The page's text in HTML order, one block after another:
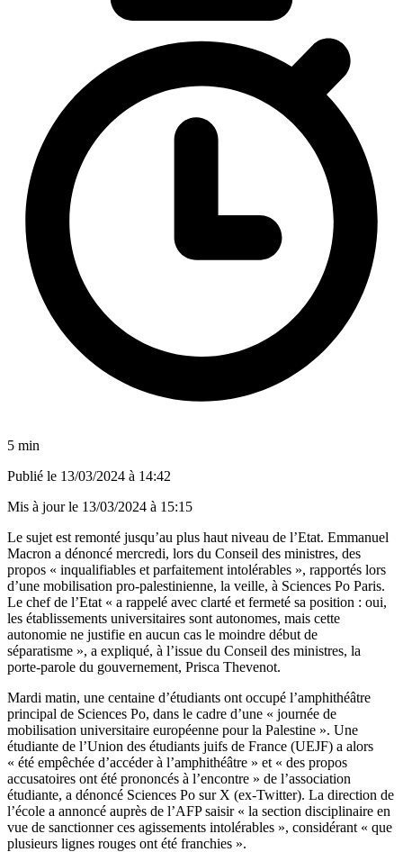
5 min
Publié le 13/03/2024 à 14:42
Mis à jour le 13/03/2024 à 15:15
Le sujet est remonté jusqu’au plus haut niveau de l’Etat. Emmanuel
Macron a dénoncé mercredi, lors du Conseil des ministres, des
propos « inqualifiables et parfaitement intolérables », rapportés lors
d’une mobilisation pro-palestinienne, la veille, à Sciences Po Paris.
Le chef de l’Etat « a rappelé avec clarté et fermeté sa position : oui,
les établissements universitaires sont autonomes, mais cette
autonomie ne justifie en aucun cas le moindre début de
séparatisme », a expliqué, à l’issue du Conseil des ministres, la
porte-parole du gouvernement, Prisca Thevenot.
Mardi matin, une centaine d’étudiants ont occupé l’amphithéâtre
principal de Sciences Po, dans le cadre d’une « journée de
mobilisation universitaire européenne pour la Palestine ». Une
étudiante de l’Union des étudiants juifs de France (UEJF) a alors
« été empêchée d’accéder à l’amphithéâtre » et « des propos
accusatoires ont été prononcés à l’encontre » de l’association
étudiante, a dénoncé Sciences Po sur X (ex-Twitter). La direction de
l’école a annoncé auprès de l’AFP saisir « la section disciplinaire en
vue de sanctionner ces agissements intolérables », considérant « que
plusieurs lignes rouges ont été franchies ».